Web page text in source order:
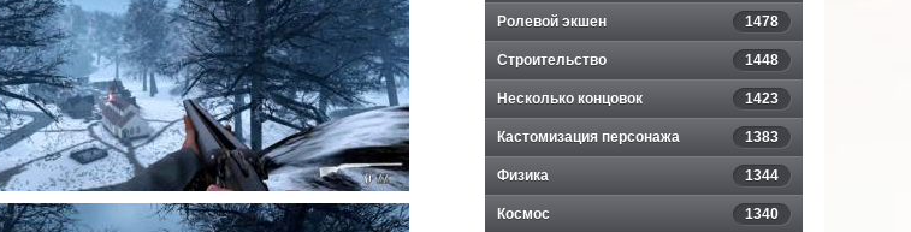
Ролевой экшен 1478
Строительство 1448
Несколько концовок 1423
Кастомизация персонажа 1383
Физика 1344
Космос 1340